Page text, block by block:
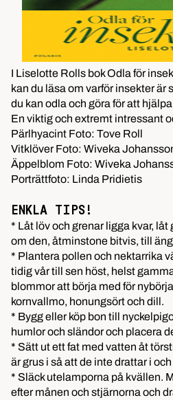
I Liselotte Rolls bok Odla för
kan du läsa om varför insekter är
du kan odla och göra för att
En viktig och extremt intressant
Pärlhyacint Foto: Tove Roll
Vitklöver Foto: Wiveka
Äppelblom Foto: Wiveka
Porträttfoto: Linda Pridietis
ENKLA TIPS!
* Låt löv och grenar ligga kvar,
om den, åtminstone bitvis, till
* Plantera pollen och nektarrika
tidig vår till sen höst, helst
blommor att börja med för
kornvallmo, honungsört och dill.
* Bygg eller köp bon till
humlor och sländor och placera
* Sätt ut ett fat med vatten åt
är grus i så att de inte drattar i
* Släck utelamporna på kvällen.
efter månen och stjärnorna och